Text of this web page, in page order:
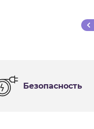
Безопасность